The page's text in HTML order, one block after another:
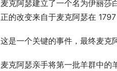
麦克阿瑟建立了一个名为伊丽莎
正的改变来自于麦克阿瑟在 1797
这是一个关键的事件，最终麦克
麦克阿瑟亲手将第一批羊群中的